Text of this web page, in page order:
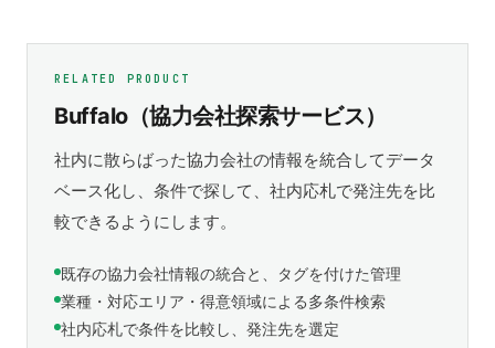
RELATED PRODUCT
Buffalo（協力会社探索サービス）
社内に散らばった協力会社の情報を統合してデータ
ベース化し、条件で探して、社内応札で発注先を比
較できるようにします。
既存の協力会社情報の統合と、タグを付けた管理
業種・対応エリア・得意領域による多条件検索
社内応札で条件を比較し、発注先を選定